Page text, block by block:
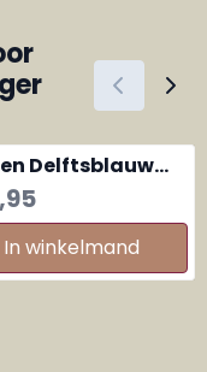
Delftsblauw
groot
In winkelmand